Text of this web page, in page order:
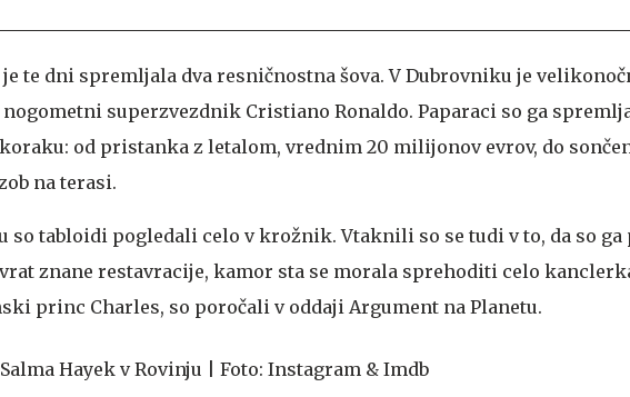
te dni spremljala dva resničnostna šova. V Dubrovniku je
superzvezdnik Cristiano Ronaldo. Paparaci so ga
od pristanka z letalom, vrednim 20 milijonov evrov, do
na terasi.
so tabloidi pogledali celo v krožnik. Vtaknili so se tudi v to, da so
znane restavracije, kamor sta se morala sprehoditi celo
princ Charles, so poročali v oddaji Argument na Planetu.